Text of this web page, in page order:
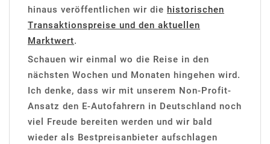
hinaus veröffentlichen wir die historischen
Transaktionspreise und den aktuellen
Marktwert.
Schauen wir einmal wo die Reise in den
nächsten Wochen und Monaten hingehen wird.
Ich denke, dass wir mit unserem Non-Profit-
Ansatz den E-Autofahrern in Deutschland noch
viel Freude bereiten werden und wir bald
wieder als Bestpreisanbieter aufschlagen